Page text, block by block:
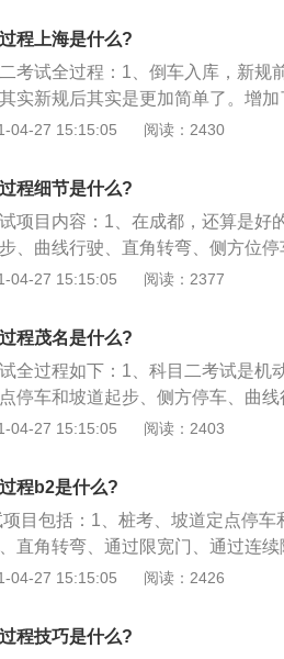
须的考试，有些地方又新增加了停
程上海是什么?
考试全过程：1、倒车入库，新规
实新规后其实是更加简单了。增
。中途停车的扣分项的更改，更加
定不合格，距离30厘米至50厘米
起步目前最难通过，考试要求和
车，新规后难度变化不大，同样和
线扣10分，所以学员在平时练习中
最大的变化在于需要挂二挡通过，
容易通过的一个项目，在新规后，
04-27 15:15:05 阅读：2430
程细节是什么?
项目内容：1、在成都，还算是好
、曲线行驶、直角转弯、侧方位停
项目：窄路掉头、模拟湿滑路面行
：模拟湿滑路面行驶、模拟隧道行
车、曲线行驶、直角转弯。
04-27 15:15:05 阅读：2377
程茂名是什么?
全过程如下：1、科目二考试是机
停车和坡道起步、侧方停车、曲
百米加减挡、起伏路行驶九项中选
细则调整更加严格；3、考试全程
04-27 15:15:05 阅读：2403
程b2是什么?
目包括：1、桩考、坡道定点停车
直角转弯、通过限宽门、通过连
拟高速公路、连续急弯山区路、隧
驻车制动杆的时机很关键，晚了汽
车；4、另外，各人身材不同，座
04-27 15:15:05 阅读：2426
程技巧是什么?